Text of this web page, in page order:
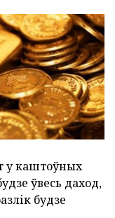
у каштоўных
ўвесь даход,
будзе